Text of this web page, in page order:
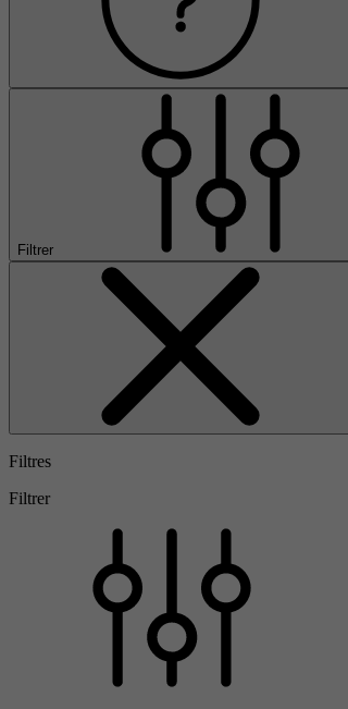
Filtrer
Filtres
Filtrer